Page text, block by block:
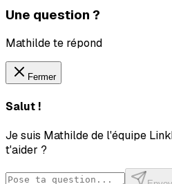
Une question ?
Mathilde te répond
Fermer
Salut !
Je suis Mathilde de l'équipe
t'aider ?